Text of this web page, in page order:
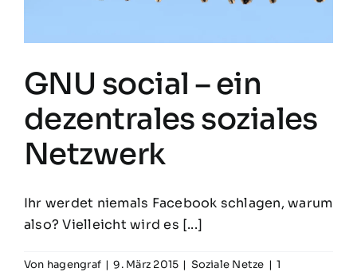
GNU social – ein
dezentrales soziales
Netzwerk
Ihr werdet niemals Facebook schlagen, warum
also? Vielleicht wird es [...]
Von hagengraf | 9. März 2015 | Soziale Netze | 1